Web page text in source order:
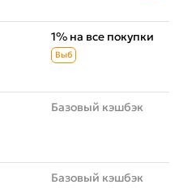
1% на все покупки
Выб
Базовый кэшбэк
Базовый кэшбэк